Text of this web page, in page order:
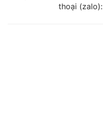
thoại (zalo):